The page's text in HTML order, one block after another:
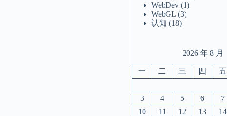
WebDev (1)
WebGL (3)
认知 (18)
2026 年 8 月
一 二 三 四 五
3
4 5 6 7
10
11 12 13 14